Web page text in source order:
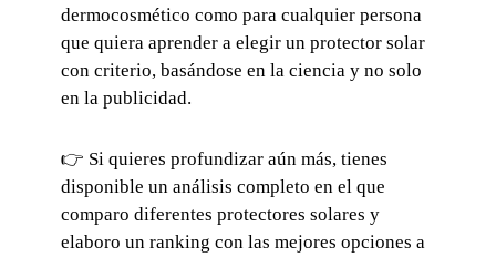
dermocosmético como para cualquier persona
que quiera aprender a elegir un protector solar
con criterio, basándose en la ciencia y no solo
en la publicidad.
👉 Si quieres profundizar aún más, tienes
disponible un análisis completo en el que
comparo diferentes protectores solares y
elaboro un ranking con las mejores opciones a